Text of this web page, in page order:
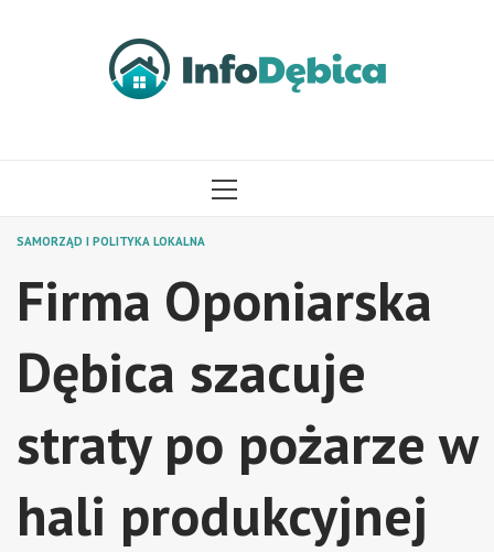
MENU
SAMORZĄD I POLITYKA LOKALNA
Firma Oponiarska
Dębica szacuje
straty po pożarze w
hali produkcyjnej